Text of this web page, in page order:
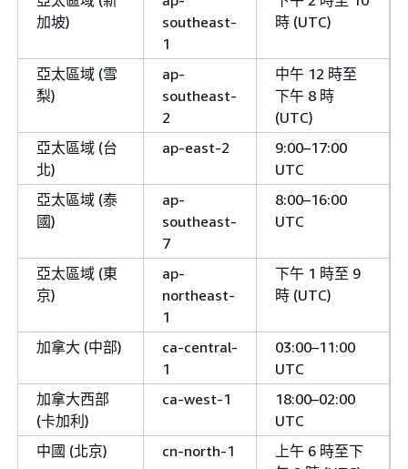
加坡)
southeast-
1
時 (UTC)
亞太區域 (雪
梨)
ap-
southeast-
2
中午 12 時至
下午 8 時
(UTC)
亞太區域 (台
北)
ap-east-2
9:00–17:00
UTC
亞太區域 (泰
國)
ap-
southeast-
7
8:00–16:00
UTC
亞太區域 (東
京)
ap-
northeast-
1
下午 1 時至 9
時 (UTC)
加拿大 (中部)
ca-central-
1
03:00–11:00
UTC
加拿大西部
(卡加利)
ca-west-1
18:00–02:00
UTC
中國 (北京)
cn-north-1
上午 6 時至下